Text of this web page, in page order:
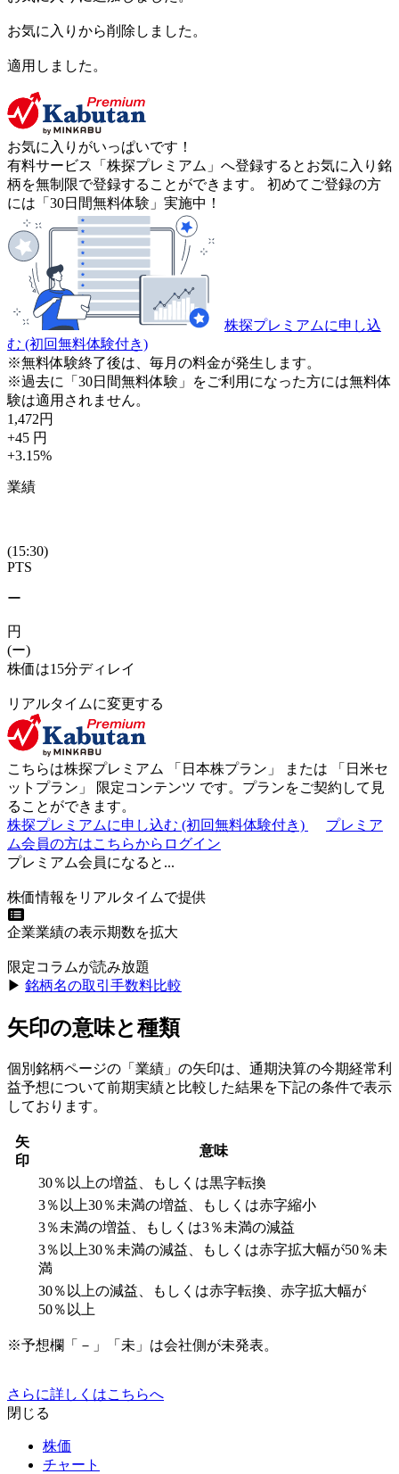
お気に入りから削除しました。
適用しました。
お気に入りがいっぱいです！
有料サービス「株探プレミアム」へ登録するとお気に入り銘
柄を無制限で登録することができます。 初めてご登録の方
には「30日間無料体験」実施中！
株探プレミアムに申し込
む (初回無料体験付き)
※無料体験終了後は、毎月の料金が発生します。
※過去に「30日間無料体験」をご利用になった方には無料体
験は適用されません。
1,472円
+45 円
+3.15%
業績
(15:30)
PTS
ー
円
(ー)
株価は15分ディレイ
リアルタイムに変更する
こちらは株探プレミアム 「 日本株プラン 」 または 「 日米セ
ットプラン 」 限定コンテンツ です。プランをご契約して見
ることができます。
株探プレミアムに申し込む (初回無料体験付き)
プレミア
ム会員の方はこちらからログイン
プレミアム会員になると...
株価情報をリアルタイムで提供
企業業績の表示期数を拡大
限定コラムが読み放題
▶︎ 銘柄名の取引手数料比較
矢印の意味と種類
個別銘柄ページの「業績」の矢印は、通期決算の今期経常利
益予想について前期実績と比較した結果を下記の条件で表示
しております。
矢
印
意味
30％以上の増益、もしくは黒字転換
3％以上30％未満の増益、もしくは赤字縮小
3％未満の増益、もしくは3％未満の減益
3％以上30％未満の減益、もしくは赤字拡大幅が50％未
満
30％以上の減益、もしくは赤字転換、赤字拡大幅が
50％以上
※予想欄「－」「未」は会社側が未発表。
さらに詳しくはこちらへ
閉じる
株価
チャート